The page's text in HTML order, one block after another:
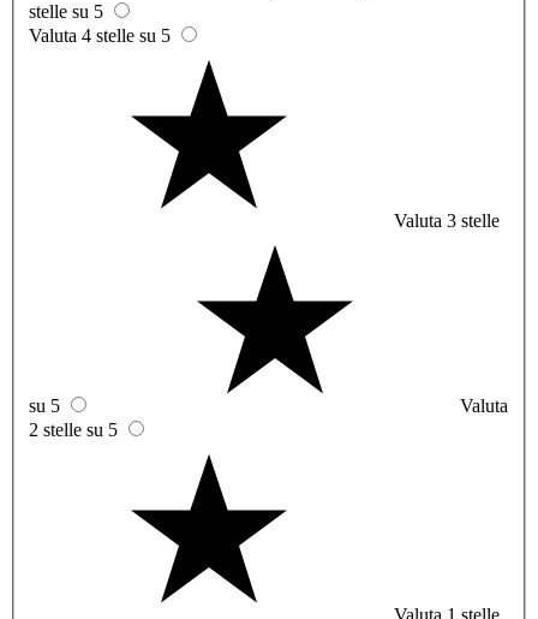
stelle su 5
Valuta 4 stelle su 5
Valuta 3 stelle
su 5
Valuta
2 stelle su 5
Valuta 1 stelle